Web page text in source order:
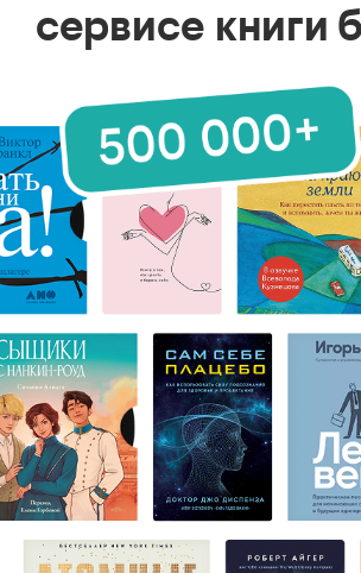
сервисе книги